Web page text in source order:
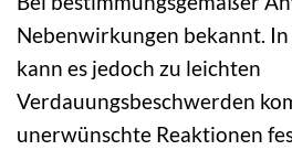
Nebenwirkungen bekannt.
kann es jedoch zu leichten
Verdauungsbeschwerden
unerwünschte Reaktionen